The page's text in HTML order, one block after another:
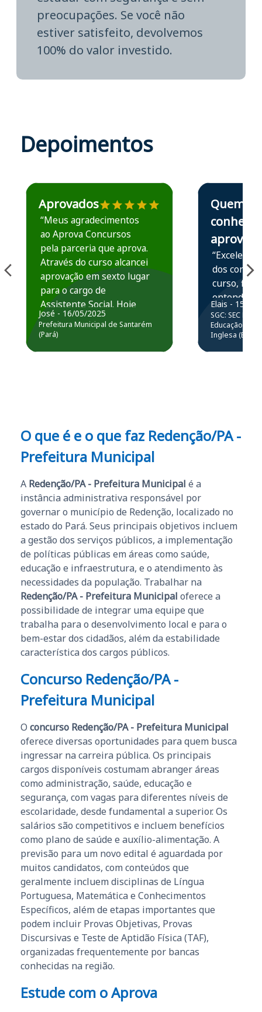
preocupações. Se você não
estiver satisfeito, devolvemos
100% do valor investido.
Depoimentos
Estudante José recomenda o Aprova Concursos em
Aprovados
“Meus agradecimentos
ao Aprova Concursos
pela parceria que aprova.
Através do curso alcancei
aprovação em sexto lugar
para o cargo de
Assistente Social. Hoje
estou atuando na
Prefeitura de Santarém.
José - 16/05/2025
Prefeitura Municipal de Santarém
(Pará)
Estudante Elais
Quem
conhece,
aprova
“Excelente
dos
curso,
entender e
prática
resolução
questões.”
Elais - 15/07/
SGC: SEC BA
Educação
Inglesa (Edital
O que é e o que faz Redenção/PA -
Prefeitura Municipal
A Redenção/PA - Prefeitura Municipal é a
instância administrativa responsável por
governar o município de Redenção, localizado no
estado do Pará. Seus principais objetivos incluem
a gestão dos serviços públicos, a implementação
de políticas públicas em áreas como saúde,
educação e infraestrutura, e o atendimento às
necessidades da população. Trabalhar na
Redenção/PA - Prefeitura Municipal oferece a
possibilidade de integrar uma equipe que
trabalha para o desenvolvimento local e para o
bem-estar dos cidadãos, além da estabilidade
característica dos cargos públicos.
Concurso Redenção/PA -
Prefeitura Municipal
O concurso Redenção/PA - Prefeitura Municipal
oferece diversas oportunidades para quem busca
ingressar na carreira pública. Os principais
cargos disponíveis costumam abranger áreas
como administração, saúde, educação e
segurança, com vagas para diferentes níveis de
escolaridade, desde fundamental a superior. Os
salários são competitivos e incluem benefícios
como plano de saúde e auxílio-alimentação. A
previsão para um novo edital é aguardada por
muitos candidatos, com conteúdos que
geralmente incluem disciplinas de Língua
Portuguesa, Matemática e Conhecimentos
Específicos, além de etapas importantes que
podem incluir Provas Objetivas, Provas
Discursivas e Teste de Aptidão Física (TAF),
organizadas frequentemente por bancas
conhecidas na região.
Estude com o Aprova